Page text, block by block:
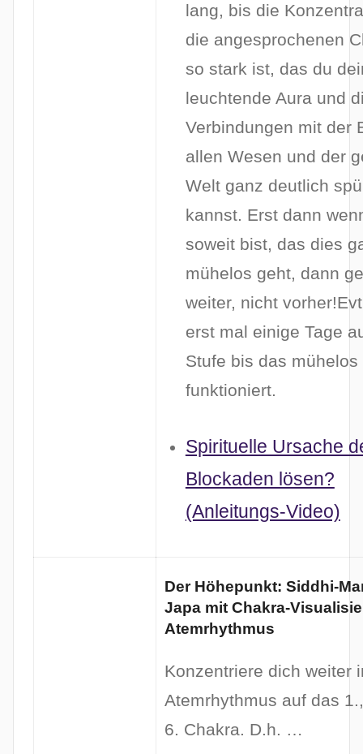
lang, bis die
die angesprochenen
so stark ist, das du
leuchtende Aura und
Verbindungen mit der
allen Wesen und der
Welt ganz deutlich
kannst. Erst dann
soweit bist, das dies
mühelos geht, dann
weiter, nicht
erst mal einige Tage
Stufe bis das mühelos
funktioniert.
Spirituelle Ursache
Blockaden lösen?
(Anleitungs-Video)
Der Höhepunkt: Siddhi-
Japa mit Chakra-
Atemrhythmus
Konzentriere dich weiter
Atemrhythmus auf das
6. Chakra. D.h. …